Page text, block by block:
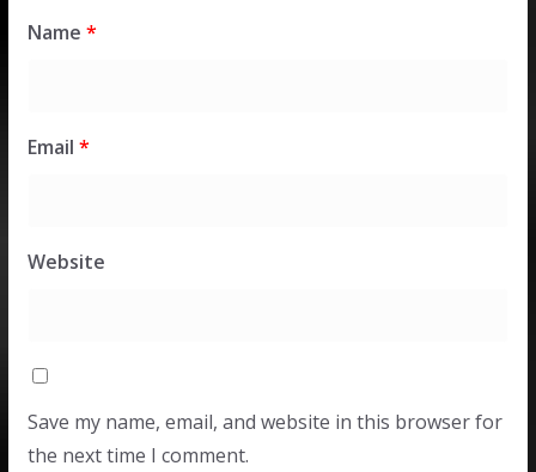
Name *
Email *
Website
Save my name, email, and website in this browser for
the next time I comment.